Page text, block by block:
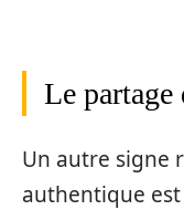
Le partage
Un autre signe
authentique